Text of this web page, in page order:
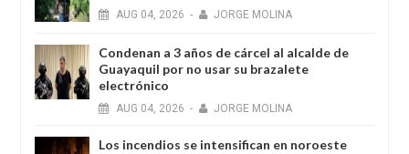
AUG 04, 2026 - JORGE MOLINA
Condenan a 3 años de cárcel al alcalde de
Guayaquil por no usar su brazalete
electrónico
AUG 04, 2026 - JORGE MOLINA
Los incendios se intensifican en noroeste